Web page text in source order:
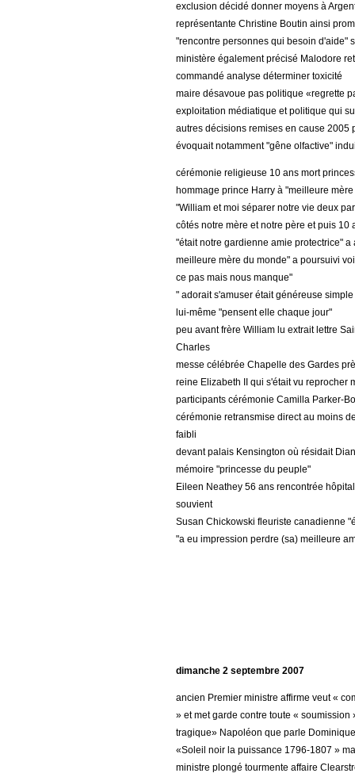
exclusion décidé donner moyens à
représentante Christine Boutin ainsi
"rencontre personnes qui besoin d'aide"
ministère également précisé Malodore
commandé analyse déterminer toxicité
maire désavoue pas politique «regrette
exploitation médiatique et politique qui
autres décisions remises en cause 2005
évoquait notamment "gêne olfactive"
cérémonie religieuse 10 ans mort
hommage prince Harry à "meilleure
"William et moi séparer notre vie deux
côtés notre mère et notre père et puis
"était notre gardienne amie protectrice"
meilleure mère du monde" a poursuivi
ce pas mais nous manque"
" adorait s'amuser était généreuse
lui-même "pensent elle chaque jour"
peu avant frère William lu extrait lettre
Charles
messe célébrée Chapelle des Gardes
reine Elizabeth II qui s'était vu reprocher
participants cérémonie Camilla Parker-
cérémonie retransmise direct au moins
faibli
devant palais Kensington où résidait
mémoire "princesse du peuple"
Eileen Neathey 56 ans rencontrée
souvient
Susan Chickowski fleuriste canadienne
"a eu impression perdre (sa) meilleure
dimanche 2 septembre 2007
ancien Premier ministre affirme veut «
» et met garde contre toute «
tragique» Napoléon que parle
«Soleil noir la puissance 1796-1807 »
ministre plongé tourmente affaire